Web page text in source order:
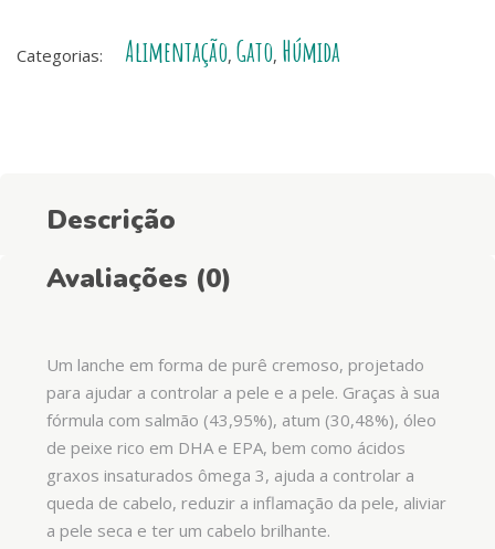
Skin
Atum
Categorias: Alimentação, Gato, Húmida
Descrição
Avaliações (0)
Um lanche em forma de purê cremoso, projetado
para ajudar a controlar a pele e a pele. Graças à sua
fórmula com salmão (43,95%), atum (30,48%), óleo
de peixe rico em DHA e EPA, bem como ácidos
graxos insaturados ômega 3, ajuda a controlar a
queda de cabelo, reduzir a inflamação da pele, aliviar
a pele seca e ter um cabelo brilhante.